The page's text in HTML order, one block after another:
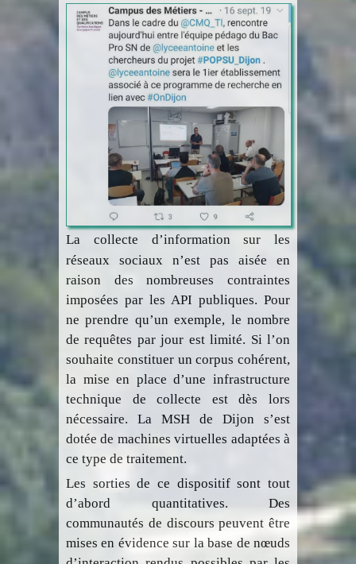
La collecte d’information sur les
réseaux sociaux n’est pas aisée en
raison des nombreuses contraintes
imposées par les API publiques. Pour
ne prendre qu’un exemple, le nombre
de requêtes par jour est limité. Si l’on
souhaite constituer un corpus cohérent,
la mise en place d’une infrastructure
technique de collecte est dès lors
nécessaire. La MSH de Dijon s’est
dotée de machines virtuelles adaptées à
ce type de traitement.
Les sorties de ce dispositif sont tout
d’abord quantitatives. Des
communautés de discours peuvent être
mises en évidence sur la base de nœuds